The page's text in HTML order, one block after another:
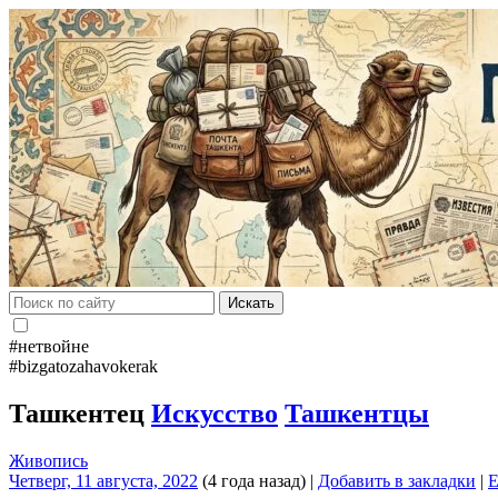
Искать
#нетвойне
#bizgatozahavokerak
Ташкентец Искусство Ташкентцы
Живопись
Четверг, 11 августа, 2022 (4 года назад) | Добавить в закладки |